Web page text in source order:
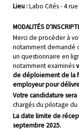
Lieu :Labo Cités - 4
MODALITÉS
Merci de procéder à
notamment demandé
un questionnaire en
notamment examinés
de déploiement de la
employeur pour
Votre candidature
chargés du pilotage
La date limite de
septembre 2025.